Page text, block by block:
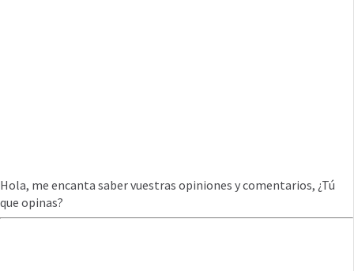
Hola, me encanta saber vuestras opiniones y comentarios, ¿Tú
que opinas?